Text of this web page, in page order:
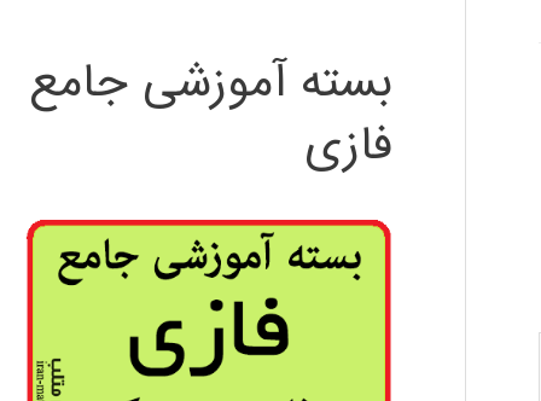
بسته آموزشی جامع
فازی